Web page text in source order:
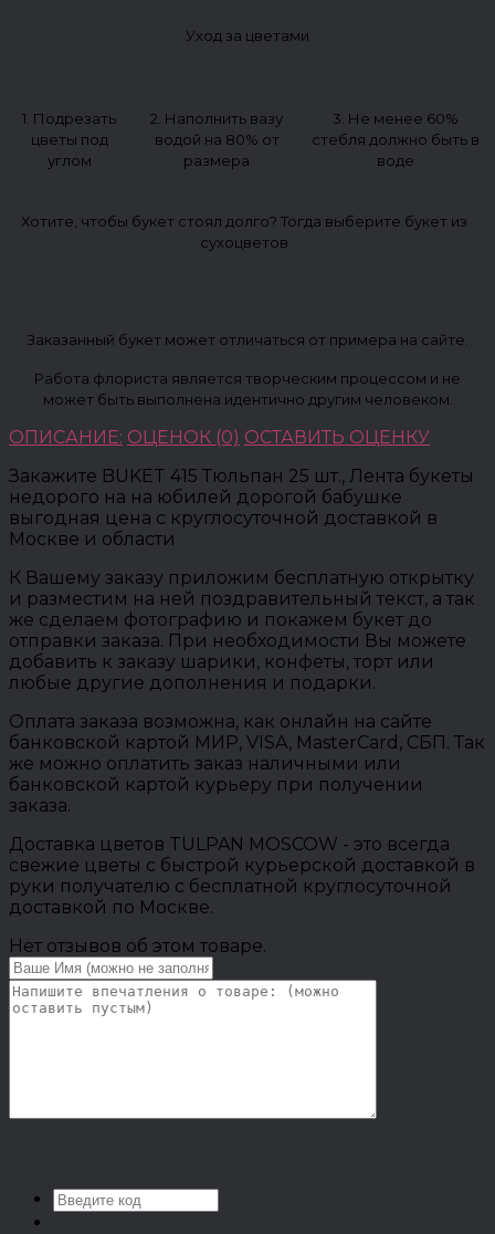
Уход за цветами
1. Подрезать
цветы под
углом
2. Наполнить вазу
водой на 80% от
размера
3. Не менее 60%
стебля должно быть в
воде
Хотите, чтобы букет стоял долго? Тогда выберите букет из
сухоцветов
Заказанный букет может отличаться от примера на сайте.
Работа флориста является творческим процессом и не
может быть выполнена идентично другим человеком.
ОПИСАНИЕ: ОЦЕНОК (0) ОСТАВИТЬ ОЦЕНКУ
Закажите BUKET 415 Тюльпан 25 шт., Лента букеты
недорого на на юбилей дорогой бабушке
выгодная цена с круглосуточной доставкой в
Москве и области
К Вашему заказу приложим бесплатную открытку
и разместим на ней поздравительный текст, а так
же сделаем фотографию и покажем букет до
отправки заказа. При необходимости Вы можете
добавить к заказу шарики, конфеты, торт или
любые другие дополнения и подарки.
Оплата заказа возможна, как онлайн на сайте
банковской картой МИР, VISA, MasterCard, СБП. Так
же можно оплатить заказ наличными или
банковской картой курьеру при получении
заказа.
Доставка цветов TULPAN MOSCOW - это всегда
свежие цветы с быстрой курьерской доставкой в
руки получателю с бесплатной круглосуточной
доставкой по Москве.
Нет отзывов об этом товаре.